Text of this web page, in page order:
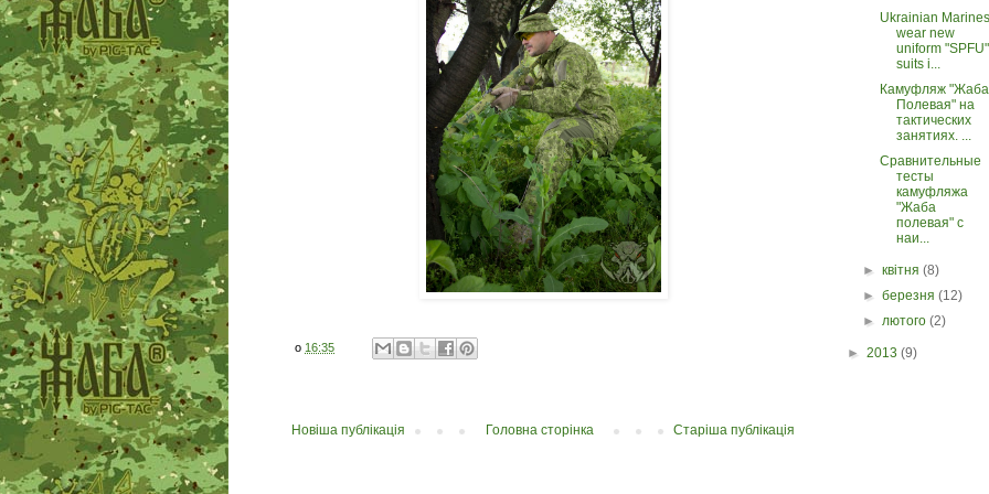
о 16:35
Новіша публікація Старіша публікація
Головна сторінка
Ukrainian Marines
wear new
uniform "SPFU"
suits i...
Камуфляж "Жаба
Полевая" на
тактических
занятиях. ...
Сравнительные
тесты
камуфляжа
"Жаба
полевая" с
наи...
►квітня(8)
►березня(12)
► лютого(2)
► 2013 (9)